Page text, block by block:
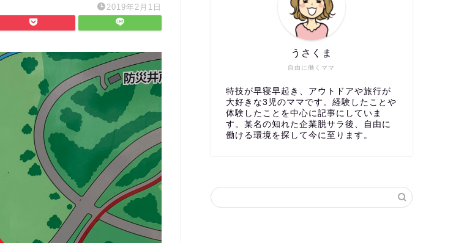
2019年2月1日
自由に働くママ
うさくま
特技が早寝早起き、アウトドアや旅行が
大好きな3児のママです。経験したことや
体験したことを中心に記事にしていま
す。某名の知れた企業脱サラ後、自由に
働ける環境を探して今に至ります。